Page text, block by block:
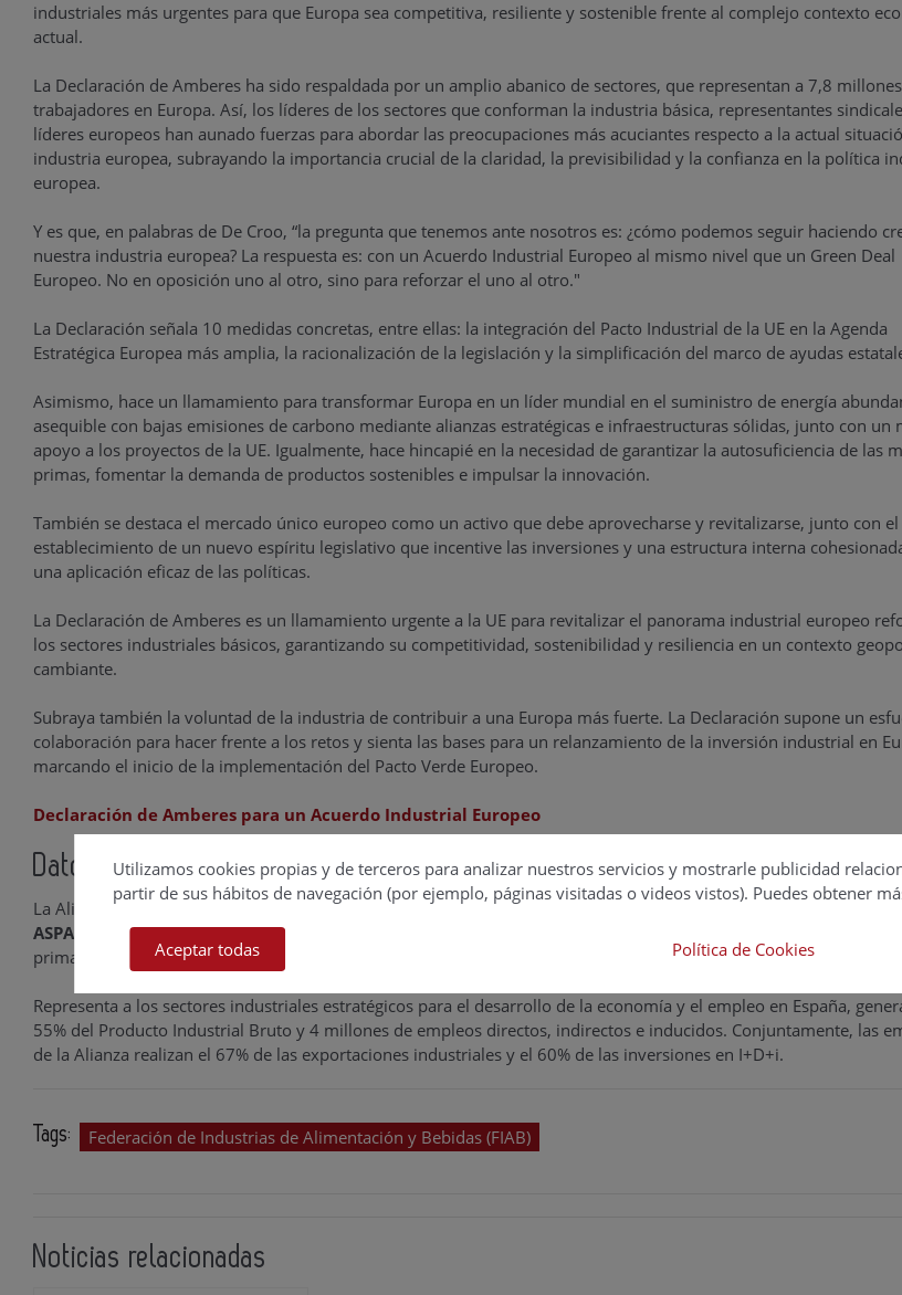
industriales más urgentes para que Europa sea competitiva, resiliente y sostenible frente al complejo contexto
actual.
La Declaración de Amberes ha sido respaldada por un amplio abanico de sectores, que representan a 7,8
trabajadores en Europa. Así, los líderes de los sectores que conforman la industria básica, representantes
líderes europeos han aunado fuerzas para abordar las preocupaciones más acuciantes respecto a la actual
industria europea, subrayando la importancia crucial de la claridad, la previsibilidad y la confianza en la política
europea.
Y es que, en palabras de De Croo, “la pregunta que tenemos ante nosotros es: ¿cómo podemos seguir haciendo
nuestra industria europea? La respuesta es: con un Acuerdo Industrial Europeo al mismo nivel que un Green Deal
Europeo. No en oposición uno al otro, sino para reforzar el uno al otro."
La Declaración señala 10 medidas concretas, entre ellas: la integración del Pacto Industrial de la UE en la Agenda
Estratégica Europea más amplia, la racionalización de la legislación y la simplificación del marco de ayudas
Asimismo, hace un llamamiento para transformar Europa en un líder mundial en el suministro de energía
asequible con bajas emisiones de carbono mediante alianzas estratégicas e infraestructuras sólidas, junto con un
apoyo a los proyectos de la UE. Igualmente, hace hincapié en la necesidad de garantizar la autosuficiencia de las
primas, fomentar la demanda de productos sostenibles e impulsar la innovación.
También se destaca el mercado único europeo como un activo que debe aprovecharse y revitalizarse, junto con el
establecimiento de un nuevo espíritu legislativo que incentive las inversiones y una estructura interna
una aplicación eficaz de las políticas.
La Declaración de Amberes es un llamamiento urgente a la UE para revitalizar el panorama industrial europeo
los sectores industriales básicos, garantizando su competitividad, sostenibilidad y resiliencia en un contexto
cambiante.
Subraya también la voluntad de la industria de contribuir a una Europa más fuerte. La Declaración supone un
colaboración para hacer frente a los retos y sienta las bases para un relanzamiento de la inversión industrial en
marcando el inicio de la implementación del Pacto Verde Europeo.
Declaración de Amberes para un Acuerdo Industrial Europeo
Datos clave de la Alianza
La Alianza por la Competitividad de la Industria Española está constituida por (automoción),
ASPAPEL
(papel),FEIQUE(química y farmacia),
primas minerales),SERNAUTO (siderurgia).
Representa a los sectores industriales estratégicos para el desarrollo de la economía y el empleo en España,
55% del Producto Industrial Bruto y 4 millones de empleos directos, indirectos e inducidos. Conjuntamente, las
de la Alianza realizan el 67% de las exportaciones industriales y el 60% de las inversiones en I+D+i.
Tags: Federación de Industrias de Alimentación y Bebidas (FIAB)
Noticias relacionadas
Utilizamos cookies propias y de terceros para analizar nuestros servicios y mostrarle publicidad
partir de sus hábitos de navegación (por ejemplo, páginas visitadas o videos vistos). Puedes obtener
Aceptar todas Política de Cookies